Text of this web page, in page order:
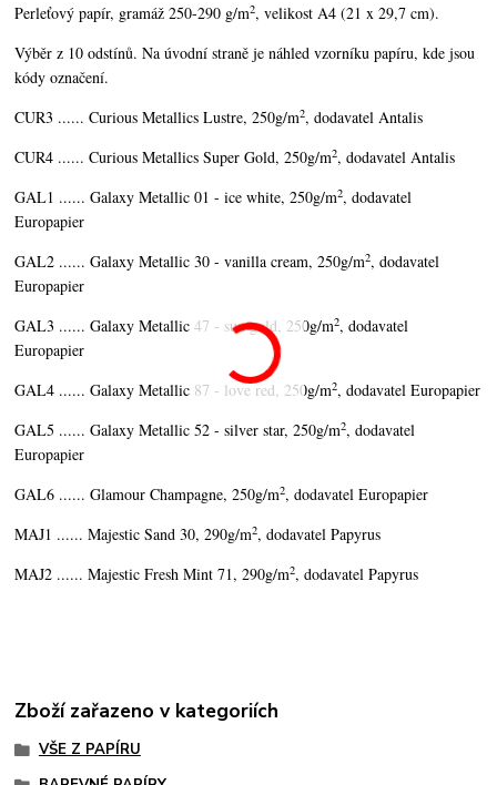
Perleťový papír, gramáž 250-290 g/m2, velikost A4 (21 x 29,7 cm).
Výběr z 10 odstínů. Na úvodní straně je náhled vzorníku papíru, kde jsou
kódy označení.
CUR3 ...... Curious Metallics Lustre, 250g/m2, dodavatel Antalis
CUR4 ...... Curious Metallics Super Gold, 250g/m2, dodavatel Antalis
GAL1 ...... Galaxy Metallic 01 - ice white, 250g/m2, dodavatel
Europapier
GAL2 ...... Galaxy Metallic 30 - vanilla cream, 250g/m2, dodavatel
Europapier
GAL3 ...... Galaxy Metallic 47 - sun gold, 250g/m2, dodavatel
Europapier
GAL4 ...... Galaxy Metallic 87 - love red, 250g/m2, dodavatel Europapier
GAL5 ...... Galaxy Metallic 52 - silver star, 250g/m2, dodavatel
Europapier
GAL6 ...... Glamour Champagne, 250g/m2, dodavatel Europapier
MAJ1 ...... Majestic Sand 30, 290g/m2, dodavatel Papyrus
MAJ2 ...... Majestic Fresh Mint 71, 290g/m2, dodavatel Papyrus
Zboží zařazeno v kategoriích
VŠE Z PAPÍRU